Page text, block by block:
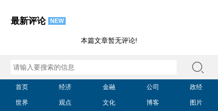
最新评论 NEW
本篇文章暂无评论!
首页 经济 金融 公司 政经
世界 观点 文化 博客 图片